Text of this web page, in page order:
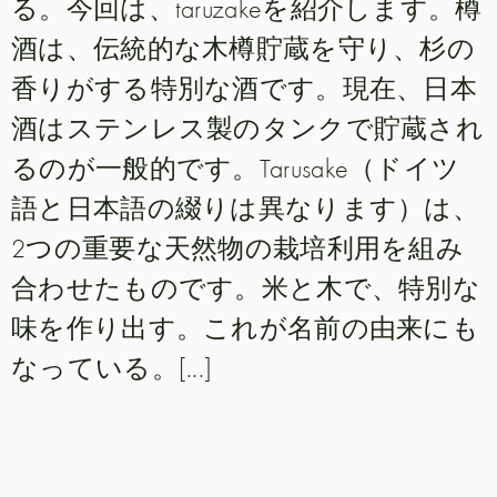
る。今回は、taruzakeを紹介します。樽
酒は、伝統的な木樽貯蔵を守り、杉の
香りがする特別な酒です。現在、日本
酒はステンレス製のタンクで貯蔵され
るのが一般的です。Tarusake（ドイツ
語と日本語の綴りは異なります）は、
2つの重要な天然物の栽培利用を組み
合わせたものです。米と木で、特別な
味を作り出す。これが名前の由来にも
なっている。[...]